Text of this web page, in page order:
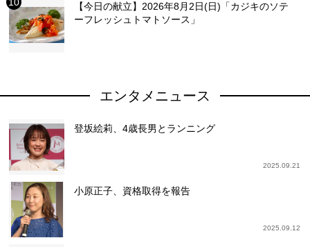
【今日の献立】2026年8月2日(日)「カジキのソテ
ーフレッシュトマトソース」
エンタメニュース
登坂絵莉、4歳長男とランニング
2025.09.21
小原正子、資格取得を報告
2025.09.12